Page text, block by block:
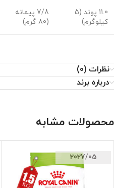
11.0 پوند (5
کیلوگرم)
7/8 پیمانه
(80 گرم)
نظرات (0)
درباره برند
محصولات مشابه
2027/05